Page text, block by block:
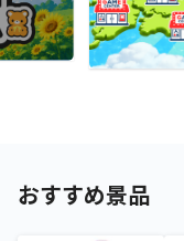
おすすめ景品